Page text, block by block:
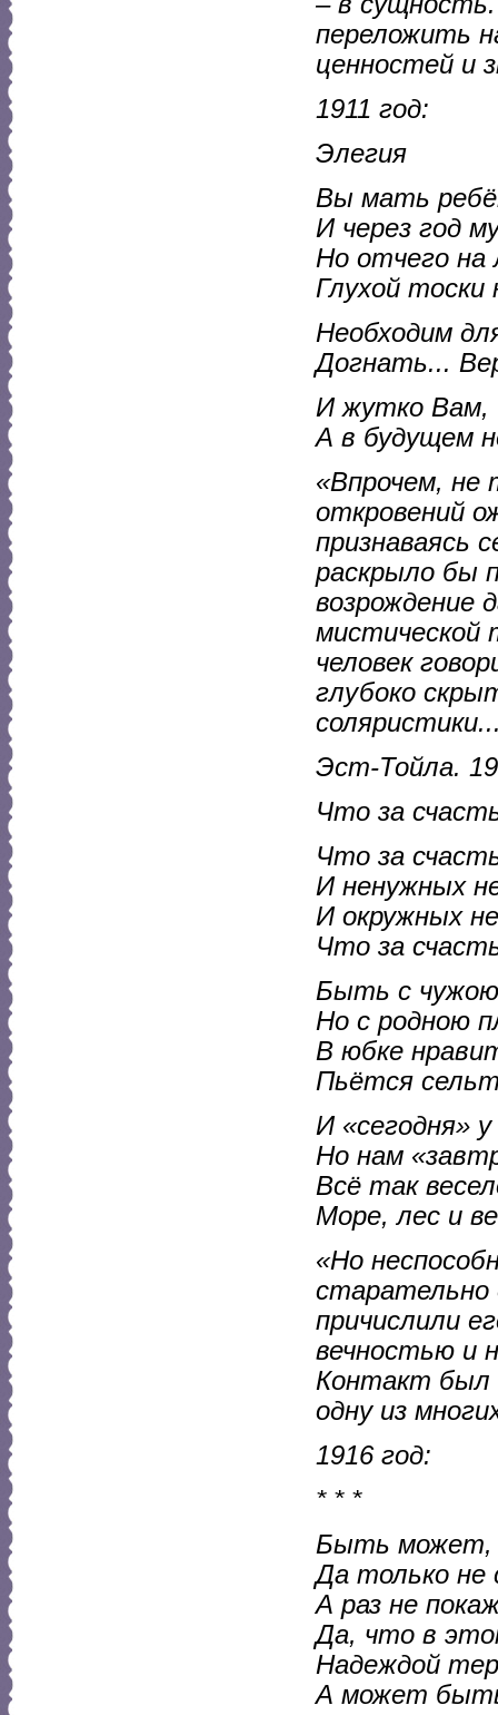
переложить
ценностей и
1911 год:
Элегия
Вы мать
И через год
Но отчего на
Глухой тоски
Необходим
Догнать...
И жутко Вам,
А в будущем
«Впрочем, не
откровений
признаваясь
раскрыло бы
возрождение
мистической
человек
глубоко
Эст-Тойла.
Что за
Что за
И ненужных
И окружных
Что за
Быть с чужою
Но с родною
В юбке
Пьётся
И «сегодня» у
Но нам
Всё так
Море, лес и
«Но
старательно
причислили
вечностью и
Контакт был
одну из
1916 год:
* * *
Быть может,
Да только не
А раз не
Да, что в
Надеждой
А может